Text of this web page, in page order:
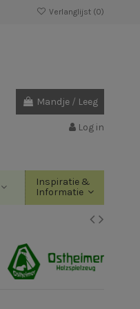
Verlanglijst (0)
Mandje / Leeg
Log in
Inspiratie &
Informatie